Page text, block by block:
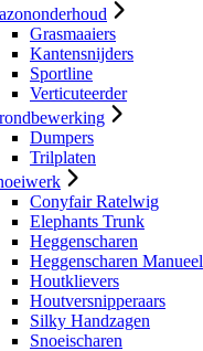
Grasmaaiers
Kantensnijders
Sportline
Verticuteerder
Dumpers
Trilplaten
Conyfair Ratelwig
Elephants Trunk
Heggenscharen
Heggenscharen Manueel
Houtklievers
Houtversnipperaars
Silky Handzagen
Snoeischaren